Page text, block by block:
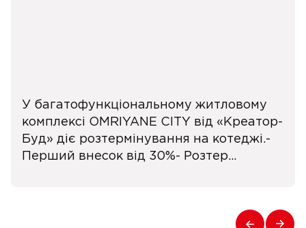
У багатофункціональному житловому
комплексі OMRIYANE CITY від «Креатор-
Буд» діє розтермінування на котеджі.-
Перший внесок від 30%- Розтер...